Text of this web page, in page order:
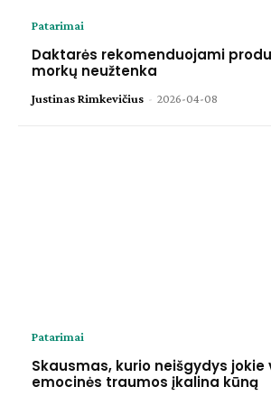
Patarimai
Daktarės rekomenduojami
morkų neužtenka
Justinas Rimkevičius - 2026-04-08
Patarimai
Skausmas, kurio neišgydys
emocinės traumos įkalina kūną